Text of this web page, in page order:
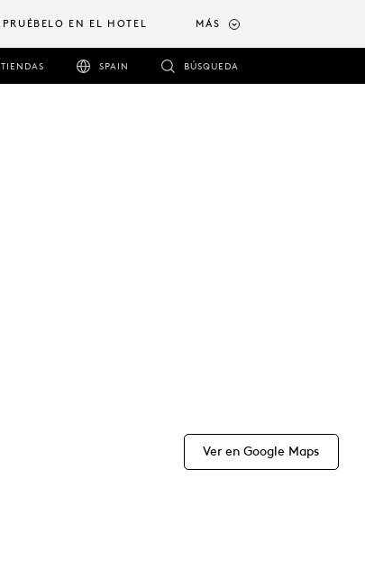
PRUÉBELO EN EL HOTEL MÁS
TIENDAS SPAIN BÚSQUEDA
Ver en Google Maps